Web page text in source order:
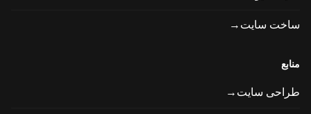
ساخت سایت→
منابع
طراحی سایت→